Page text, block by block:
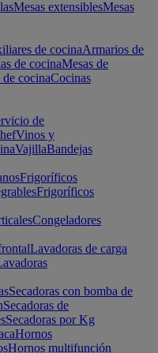
Mesas extensiblesMesas
de cocinaArmarios de
de cocinaMesas de
de cocinaCocinas
de
Vinos y
VajillaBandejas
Frigoríficos
Frigoríficos
Congeladores
Lavadoras de carga
Secadoras con bomba de
Secadoras de
Secadoras por Kg
Hornos
Hornos multifunción